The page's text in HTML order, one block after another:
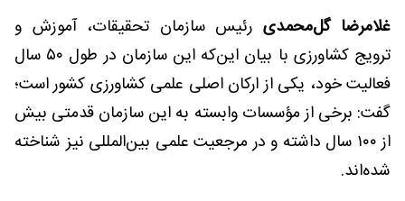
غلامرضا گل‌محمدی رئیس سازمان تحقیقات، آموزش و
ترویج کشاورزی با بیان این‌که این سازمان در طول ۵۰ سال
فعالیت خود، یکی از ارکان اصلی علمی کشاورزی کشور است؛
گفت: برخی از مؤسسات وابسته به این سازمان قدمتی بیش
از ۱۰۰ سال داشته و در مرجعیت علمی بین‌المللی نیز شناخته
شده‌اند.